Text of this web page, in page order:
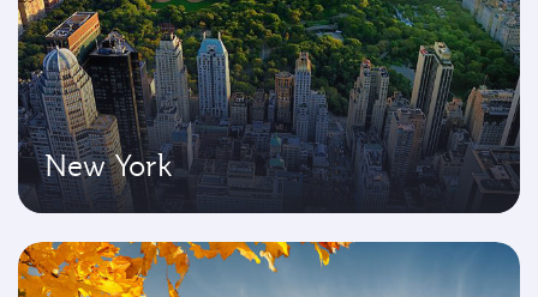
New York